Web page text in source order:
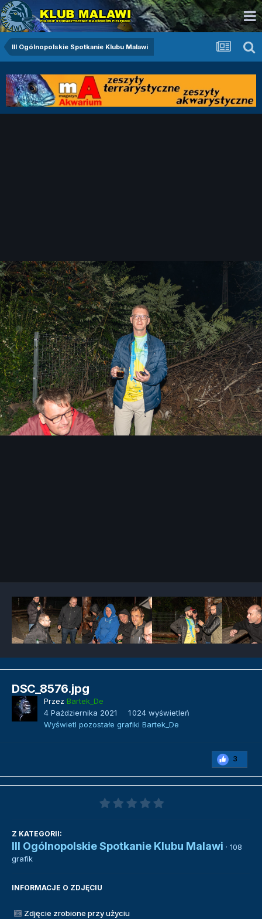
III Ogólnopolskie Spotkanie Klubu Malawi
DSC_8576.jpg
Przez Bartek_De
4 Października 2021
1 024 wyświetleń
Wyświetl pozostałe grafiki Bartek_De
3
Z KATEGORII:
III Ogólnopolskie Spotkanie Klubu Malawi · 108
grafik
INFORMACJE O ZDJĘCIU
Zdjęcie zrobione przy użyciu